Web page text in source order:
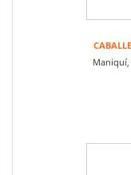
Maniquí,